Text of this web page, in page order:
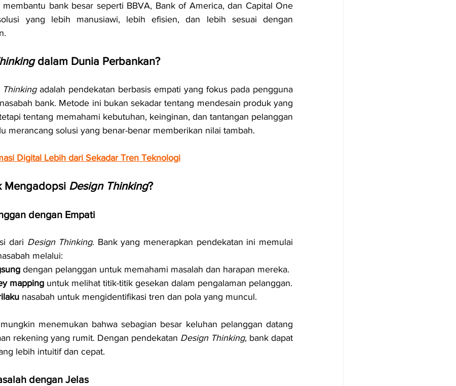
bank besar seperti BBVA, Bank of America, dan Capital One
yang lebih manusiawi, lebih efisien, dan lebih sesuai dengan
dalam Dunia Perbankan?
Thinking adalah pendekatan berbasis empati yang fokus pada pengguna
bank. Metode ini bukan sekadar tentang mendesain produk yang
tentang memahami kebutuhan, keinginan, dan tantangan pelanggan
merancang solusi yang benar-benar memberikan nilai tambah.
Digital Lebih dari Sekadar Tren Teknologi
Mengadopsi Design Thinking?
dengan Empati
dari Design Thinking. Bank yang menerapkan pendekatan ini memulai
melalui:
dengan pelanggan untuk memahami masalah dan harapan mereka.
mapping untuk melihat titik-titik gesekan dalam pengalaman pelanggan.
nasabah untuk mengidentifikasi tren dan pola yang muncul.
menemukan bahwa sebagian besar keluhan pelanggan datang
rekening yang rumit. Dengan pendekatan Design Thinking, bank dapat
lebih intuitif dan cepat.
dengan Jelas